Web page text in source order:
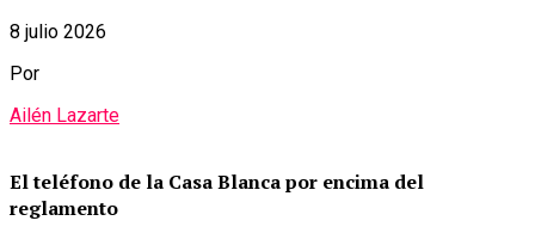
8 julio 2026
Por
Ailén Lazarte
El teléfono de la Casa Blanca por encima del
reglamento